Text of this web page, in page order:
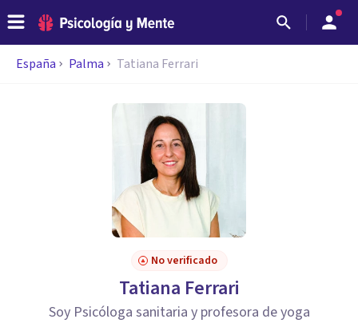
España Palma Tatiana Ferrari
No verificado
Tatiana Ferrari
Soy Psicóloga sanitaria y profesora de yoga